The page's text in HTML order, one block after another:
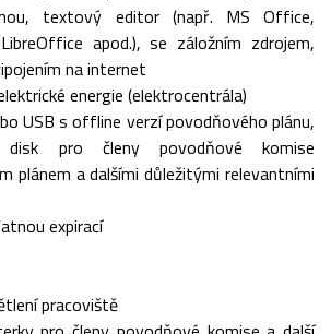
textový editor (např. MS Office,
apod.), se záložním zdrojem,
na internet
energie (elektrocentrála)
USB s offline verzí povodňového plánu,
pro členy povodňové komise
plánem a dalšími důležitými relevantními
expirací
pracoviště